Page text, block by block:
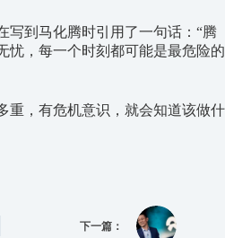
写到马化腾时引用了一句话：“腾
忧，每一个时刻都可能是最危险的
重，有危机意识，就会知道该做什
下一篇：